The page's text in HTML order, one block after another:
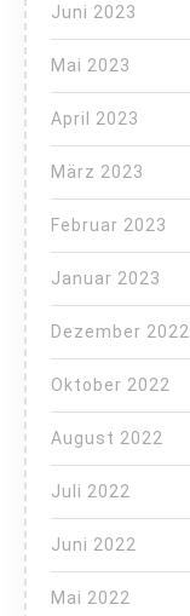
Juni 2023
Mai 2023
April 2023
März 2023
Februar 2023
Januar 2023
Dezember 2022
Oktober 2022
August 2022
Juli 2022
Juni 2022
Mai 2022